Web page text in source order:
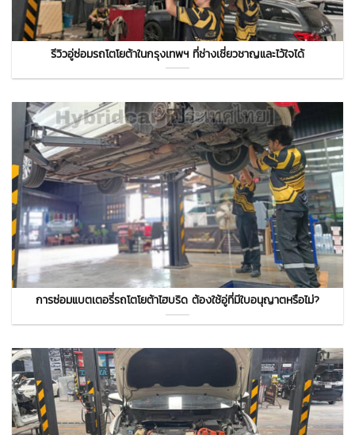
รีวิวอู่ซ่อมรถโตโยต้าในกรุงเทพฯ ที่ช่างเชี่ยวชาญและไว้ใจได้
การซ่อมแบตเตอรี่รถโตโยต้าไฮบริด ต้องใช้อู่ที่มีใบอนุญาตหรือไม่?